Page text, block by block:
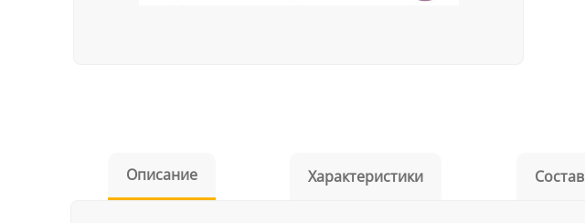
Описание Характеристики Состав